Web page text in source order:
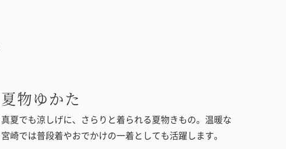
夏物ゆかた
真夏でも涼しげに、さらりと着られる夏物きもの。温暖な
宮崎では普段着やおでかけの一着としても活躍します。